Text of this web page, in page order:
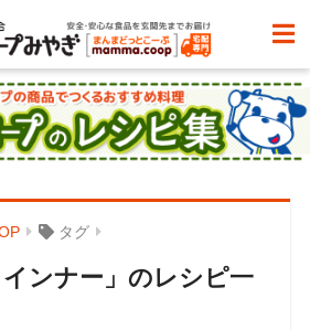
タグ
インナー」のレシピ一